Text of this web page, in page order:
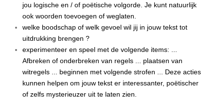
jou logische en / of poëtische volgorde. Je kunt natuurlijk
ook woorden toevoegen of weglaten.
welke boodschap of welk gevoel wil jij in jouw tekst tot
uitdrukking brengen ?
experimenteer en speel met de volgende items: ...
Afbreken of onderbreken van regels ... plaatsen van
witregels ... beginnen met volgende strofen ... Deze acties
kunnen helpen om jouw tekst er interessanter, poëtischer
of zelfs mysterieuzer uit te laten zien.